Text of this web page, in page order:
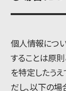
藝
個人情報につ
することは原
を特定したう
だし、以下の場